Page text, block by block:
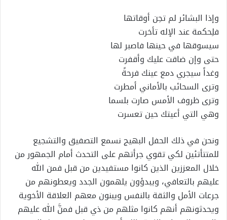
وإذا البشائر لم تحِن أوقاتها
فلِحكمة عند الإله تأخرت
سيسوقها في حينها فاصبر لها
حتى وإن ضاقت عليك وأقفرت
وغداً سيجري دمع عينك فرحةً
وترى السحائب بالأماني أمطرت
وترى ظروف الأمس صارت بلسما
وهي التي أعيتك حين تعسرت
ونحن في ذلك الحفل البهيج نسمع التصفيق والتشجيع
للمتتأتئين لكي تقوي جرأتهم على التحدث أمام الجمهور من
خلال المعززين الذين كانوا مستفيدين من قبل فمن الله
عليهم بالتعافي، ويبدؤون يلهمون الجدد ويعطونهم من
جرعات الأمل والثقة بالنفس ويبنون معهم العلاقة الأخوية
ويحدثونهم أنهم كانوا مثلهم من ذي قبل فمنَّ الله عليهم